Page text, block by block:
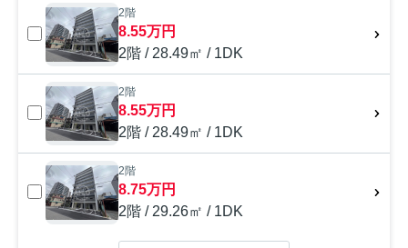
2階
8.55万円
2階 / 28.49㎡ / 1DK
2階
8.55万円
2階 / 28.49㎡ / 1DK
2階
8.75万円
2階 / 29.26㎡ / 1DK